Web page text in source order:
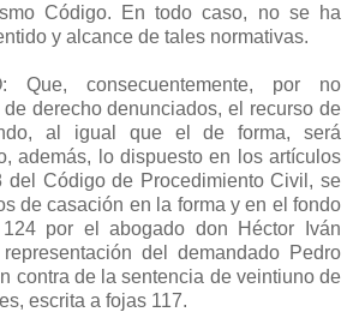
Código. En todo caso, no se ha
y alcance de tales normativas.
Que, consecuentemente, por no
derecho denunciados, el recurso de
al igual que el de forma, será
además, lo dispuesto en los artículos
del Código de Procedimiento Civil, se
de casación en la forma y en el fondo
por el abogado don Héctor Iván
del demandado Pedro
contra de la sentencia de veintiuno de
escrita a fojas 117.